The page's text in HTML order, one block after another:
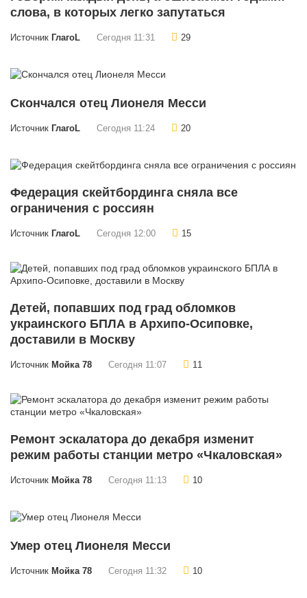
слова, в которых легко запутаться
Источник ГлагоL Сегодня 11:31 29
Скончался отец Лионеля Месси
Источник ГлагоL Сегодня 11:24 20
Федерация скейтбординга сняла все
ограничения с россиян
Источник ГлагоL Сегодня 12:00 15
Детей, попавших под град обломков
украинского БПЛА в Архипо-Осиповке,
доставили в Москву
Источник Мойка 78 Сегодня 11:07 11
Ремонт эскалатора до декабря изменит
режим работы станции метро «Чкаловская»
Источник Мойка 78 Сегодня 11:13 10
Умер отец Лионеля Месси
Источник Мойка 78 Сегодня 11:32 10